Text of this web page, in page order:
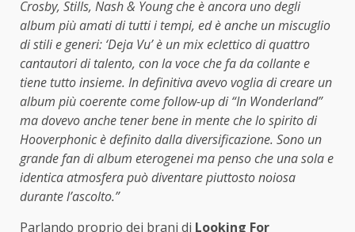
Crosby, Stills, Nash & Young che è ancora uno degli
album più amati di tutti i tempi, ed è anche un miscuglio
di stili e generi: ‘Deja Vu’ è un mix eclettico di quattro
cantautori di talento, con la voce che fa da collante e
tiene tutto insieme. In definitiva avevo voglia di creare un
album più coerente come follow-up di “In Wonderland”
ma dovevo anche tener bene in mente che lo spirito di
Hooverphonic è definito dalla diversificazione. Sono un
grande fan di album eterogenei ma penso che una sola e
identica atmosfera può diventare piuttosto noiosa
durante l’ascolto.”
Parlando proprio dei brani di Looking For